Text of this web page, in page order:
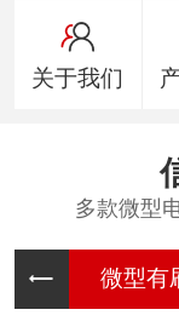
关于我们
多款微型
微型有